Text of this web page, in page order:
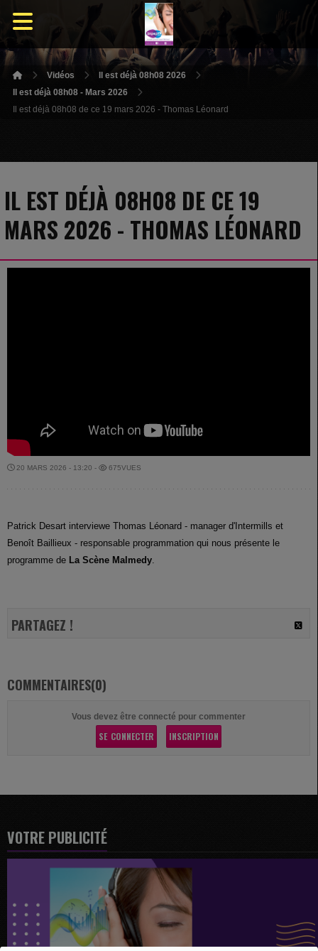
Vidéos
Il est déjà 08h08 2026
Il est déjà 08h08 - Mars 2026
Il est déjà 08h08 de ce 19 mars 2026 - Thomas Léonard
IL EST DÉJÀ 08H08 DE CE 19
MARS 2026 - THOMAS LÉONARD
20 MARS 2026 - 13:20 - 675VUES
Patrick Desart interviewe Thomas Léonard - manager d'Intermills et
Benoît Baillieux - responsable programmation qui nous présente le
programme de La Scène Malmedy.
PARTAGEZ !
COMMENTAIRES(0)
Vous devez être connecté pour commenter
SE CONNECTER INSCRIPTION
VOTRE PUBLICITÉ